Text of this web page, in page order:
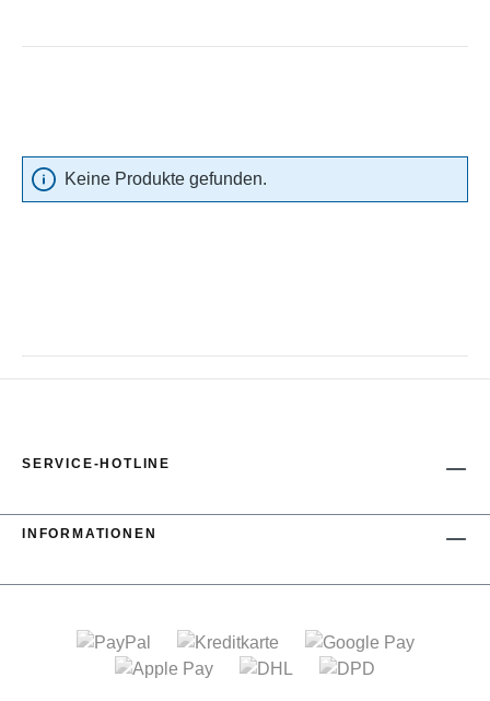
Keine Produkte gefunden.
SERVICE-HOTLINE
INFORMATIONEN